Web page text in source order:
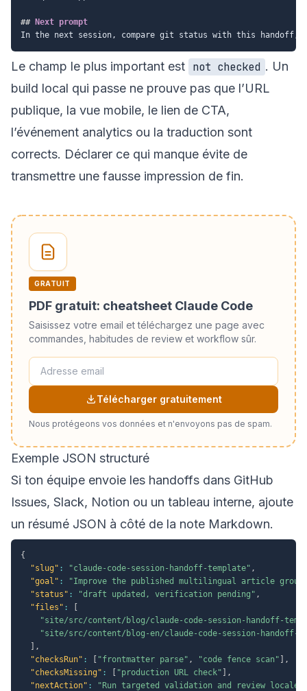
## Next prompt
Le champ le plus important est not checked . Un
build local qui passe ne prouve pas que l’URL
publique, la vue mobile, le lien de CTA,
l’événement analytics ou la traduction sont
corrects. Déclarer ce qui manque évite de
transmettre une fausse impression de fin.
GRATUIT
PDF gratuit: cheatsheet Claude Code
Saisissez votre email et téléchargez une page avec
commandes, habitudes de review et workflow sûr.
Télécharger gratuitement
Nous protégeons vos données et n'envoyons pas de spam.
Exemple JSON structuré
Si ton équipe envoie les handoffs dans GitHub
Issues, Slack, Notion ou un tableau interne, ajoute
un résumé JSON à côté de la note Markdown.
{
"slug" : "claude-code-session-handoff-template" ,
"goal" :
"Improve the published multilingual article
"status" : "draft updated, verification pending" ,
"files" :
"site/src/content/blog/claude-code-session-handoff-
"site/src/content/blog-en/claude-code-session-handoff-
,
"checksRun" : "frontmatter parse" , "code fence scan"
,
"checksMissing" : "production URL check"
,
"nextAction" :
"Run targeted validation and review locale